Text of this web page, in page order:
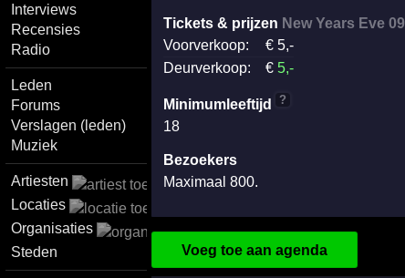
Interviews
Recensies
Radio
Leden
Forums
Verslagen (leden)
Muziek
Artiesten
Locaties
Organisaties
Steden
Tickets & prijzen New Years Eve 09
Voorverkoop:
€ 5,-
Deurverkoop:
€ 5,-
Minimumleeftijd ?
18
Bezoekers
Maximaal 800.
Voeg toe aan agenda